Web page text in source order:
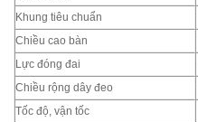
Khung tiêu chuẩn
Chiều cao bàn
Lực đóng đai
Chiều rộng dây đeo
Tốc độ, vận tốc